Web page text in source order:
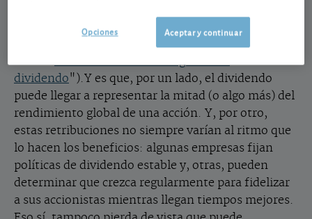
algunas empresas son una fuente de ingresos que
conviene no perder de vista (vea nuestro análisis
sobre "Cinco acciones con un generoso
dividendo").Y es que, por un lado, el dividendo
puede llegar a representar la mitad (o algo más) del
rendimiento global de una acción. Y, por otro,
estas retribuciones no siempre varían al ritmo que
lo hacen los beneficios: algunas empresas fijan
políticas de dividendo estable y, otras, pueden
determinar que crezca regularmente para fidelizar
a sus accionistas mientras llegan tiempos mejores.
Aceptar y continuar
Opciones